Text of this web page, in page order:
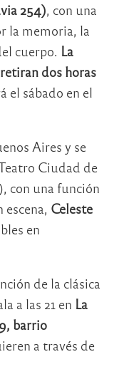
254), con una
la memoria, la
cuerpo. La
dos horas
el sábado en el
Aires y se
Ciudad de
con una función
Celeste
en
de la clásica
a las 21 en La
barrio
a través de